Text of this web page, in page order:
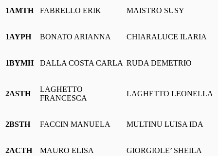
1AMTH FABRELLO ERIK MAISTRO SUSY
1AYPH BONATO ARIANNA CHIARALUCE ILARIA
1BYMH DALLA COSTA CARLA RUDA DEMETRIO
2ASTH
LAGHETTO
FRANCESCA
LAGHETTO LEONELLA
2BSTH FACCIN MANUELA MULTINU LUISA IDA
2ACTH MAURO ELISA GIORGIOLE’ SHEILA